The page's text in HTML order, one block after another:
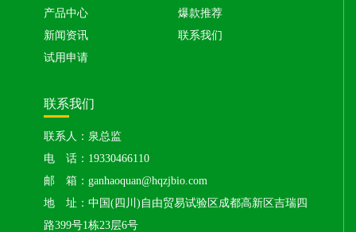
产品中心
爆款推荐
新闻资讯
联系我们
试用申请
联系我们
联系人：泉总监
电 话：19330466110
邮 箱：ganhaoquan@hqzjbio.com
地 址：中国(四川)自由贸易试验区成都高新区吉瑞四
路399号1栋23层6号